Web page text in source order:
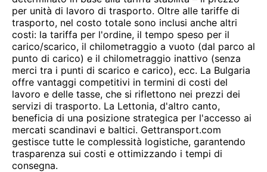
per unità di lavoro di trasporto. Oltre alle tariffe di
trasporto, nel costo totale sono inclusi anche altri
costi: la tariffa per l'ordine, il tempo speso per il
carico/scarico, il chilometraggio a vuoto (dal parco al
punto di carico) e il chilometraggio inattivo (senza
merci tra i punti di scarico e carico), ecc. La Bulgaria
offre vantaggi competitivi in termini di costi del
lavoro e delle tasse, che si riflettono nei prezzi dei
servizi di trasporto. La Lettonia, d'altro canto,
beneficia di una posizione strategica per l'accesso ai
mercati scandinavi e baltici. Gettransport.com
gestisce tutte le complessità logistiche, garantendo
trasparenza sui costi e ottimizzando i tempi di
consegna.